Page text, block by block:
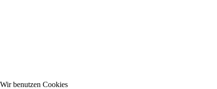
Wir benutzen Cookies